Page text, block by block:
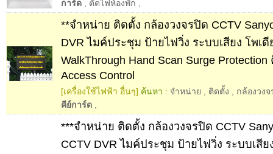
การ์ด
ตัดไฟห้องพัก
**จำหน่าย ติดตั้ง กล้องวงจรปิด CCTV
DVR ไมค์ประชุม ป้ายไฟวิ่ง ระบบเสียง โพเ
WalkThrough Hand Scan Surge
Access Control
[เครื่องใช้ไฟฟ้า อื่นๆ] ค้นหา : จำหน่าย ติดตั้ง
กล้องวง
คีย์การ์ด
***จำหน่าย ติดตั้ง กล้องวงจรปิด CCTV
CCTV DVR ไมค์ประชุม ป้ายไฟวิ่ง ระบบเสี